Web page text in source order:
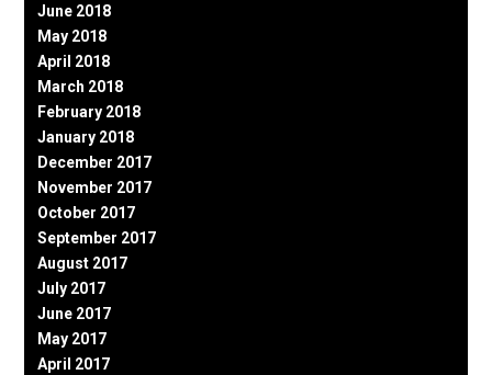
June 2018
May 2018
April 2018
March 2018
February 2018
January 2018
December 2017
November 2017
October 2017
September 2017
August 2017
July 2017
June 2017
May 2017
April 2017